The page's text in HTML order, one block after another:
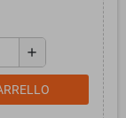
add